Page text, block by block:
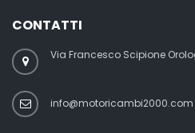
CONTATTI
Via Francesco Scipione
info@motoricambi2000.com